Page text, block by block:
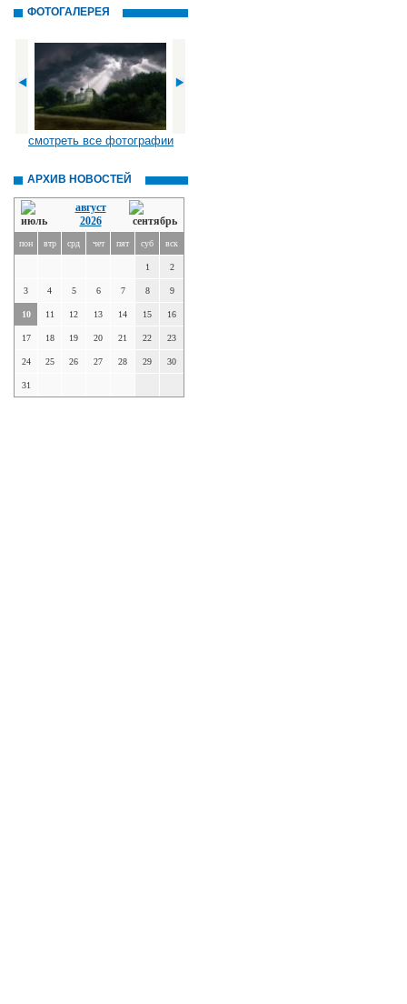
ФОТОГАЛЕРЕЯ
смотреть все фотографии
АРХИВ НОВОСТЕЙ
август
2026
пон втр срд чет пят суб вск
1 2
3 4 5 6 7 8 9
10 11 12 13 14 15 16
17 18 19 20 21 22 23
24 25 26 27 28 29 30
31